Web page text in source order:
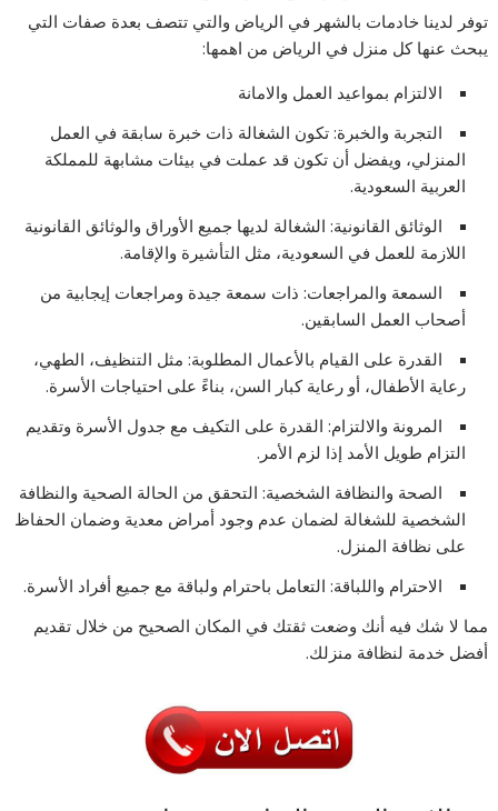
توفر لدينا خادمات بالشهر في الرياض والتي تتصف بعدة صفات التي
يبحث عنها كل منزل في الرياض من اهمها:
الالتزام بمواعيد العمل والامانة
التجربة والخبرة: تكون الشغالة ذات خبرة سابقة في العمل
المنزلي، ويفضل أن تكون قد عملت في بيئات مشابهة للمملكة
العربية السعودية.
الوثائق القانونية: الشغالة لديها جميع الأوراق والوثائق القانونية
اللازمة للعمل في السعودية، مثل التأشيرة والإقامة.
السمعة والمراجعات: ذات سمعة جيدة ومراجعات إيجابية من
أصحاب العمل السابقين.
القدرة على القيام بالأعمال المطلوبة: مثل التنظيف، الطهي،
رعاية الأطفال، أو رعاية كبار السن، بناءً على احتياجات الأسرة.
المرونة والالتزام: القدرة على التكيف مع جدول الأسرة وتقديم
التزام طويل الأمد إذا لزم الأمر.
الصحة والنظافة الشخصية: التحقق من الحالة الصحية والنظافة
الشخصية للشغالة لضمان عدم وجود أمراض معدية وضمان الحفاظ
على نظافة المنزل.
الاحترام واللباقة: التعامل باحترام ولباقة مع جميع أفراد الأسرة.
مما لا شك فيه أنك وضعت ثقتك في المكان الصحيح من خلال تقديم
أفضل خدمة لنظافة منزلك.